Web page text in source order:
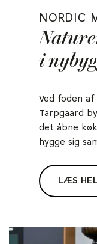
NORDIC
i
Ved foden
Tarpgaard
det åbne
hygge sig
LÆS